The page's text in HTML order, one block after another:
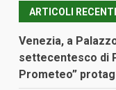
ARTICOLI RECENTI
Venezia, a
settecentesco di
Prometeo”